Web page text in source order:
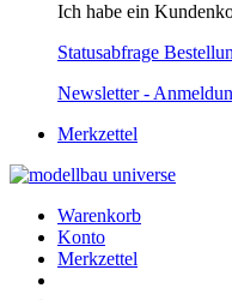
Ich habe ein
Statusabfrage
Newsletter -
Merkzettel
Warenkorb
Konto
Merkzettel